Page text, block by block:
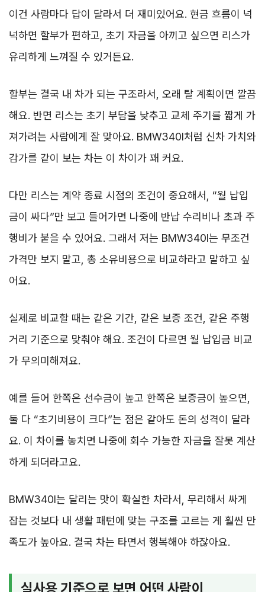
이건 사람마다 답이 달라서 더 재미있어요. 현금 흐름이 넉
넉하면 할부가 편하고, 초기 자금을 아끼고 싶으면 리스가
유리하게 느껴질 수 있거든요.
할부는 결국 내 차가 되는 구조라서, 오래 탈 계획이면 깔끔
해요. 반면 리스는 초기 부담을 낮추고 교체 주기를 짧게 가
져가려는 사람에게 잘 맞아요. BMW340I처럼 신차 가치와
감가를 같이 보는 차는 이 차이가 꽤 커요.
다만 리스는 계약 종료 시점의 조건이 중요해서, “월 납입
금이 싸다”만 보고 들어가면 나중에 반납 수리비나 초과 주
행비가 붙을 수 있어요. 그래서 저는 BMW340I는 무조건
가격만 보지 말고, 총 소유비용으로 비교하라고 말하고 싶
어요.
실제로 비교할 때는 같은 기간, 같은 보증 조건, 같은 주행
거리 기준으로 맞춰야 해요. 조건이 다르면 월 납입금 비교
가 무의미해져요.
예를 들어 한쪽은 선수금이 높고 한쪽은 보증금이 높으면,
둘 다 “초기비용이 크다”는 점은 같아도 돈의 성격이 달라
요. 이 차이를 놓치면 나중에 회수 가능한 자금을 잘못 계산
하게 되더라고요.
BMW340I는 달리는 맛이 확실한 차라서, 무리해서 싸게
잡는 것보다 내 생활 패턴에 맞는 구조를 고르는 게 훨씬 만
족도가 높아요. 결국 차는 타면서 행복해야 하잖아요.
실사용 기준으로 보면 어떤 사람이